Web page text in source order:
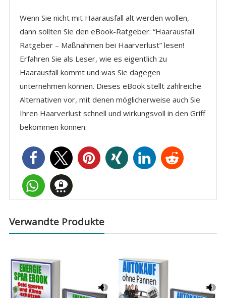
Wenn Sie nicht mit Haarausfall alt werden wollen,
dann sollten Sie den eBook-Ratgeber: “Haarausfall
Ratgeber – Maßnahmen bei Haarverlust” lesen!
Erfahren Sie als Leser, wie es eigentlich zu
Haarausfall kommt und was Sie dagegen
unternehmen können. Dieses eBook stellt zahlreiche
Alternativen vor, mit denen möglicherweise auch Sie
Ihren Haarverlust schnell und wirkungsvoll in den Griff
bekommen können.
Verwandte Produkte